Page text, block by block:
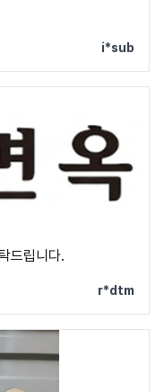
i*sub
드립니다.
r*dtm